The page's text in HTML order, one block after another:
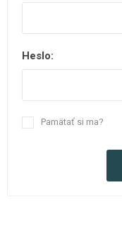
Heslo:
Pamätať si ma?